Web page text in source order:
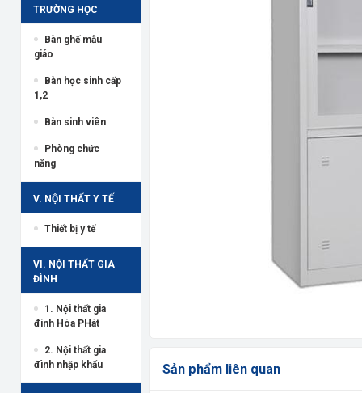
TRƯỜNG HỌC
Bàn ghế mẫu
giáo
Bàn học sinh cấp
1,2
Bàn sinh viên
Phòng chức
năng
V. NỘI THẤT Y TẾ
Thiết bị y tế
VI. NỘI THẤT GIA
ĐÌNH
1. Nội thất gia
đình Hòa PHát
2. Nội thất gia
đình nhập khẩu
Sản phẩm liên quan